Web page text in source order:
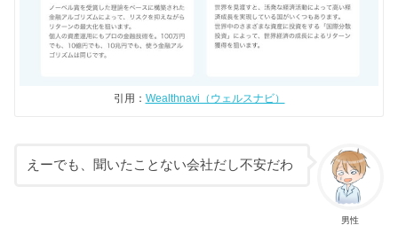
引用： Wealthnavi（ウェルスナビ）
男性
えーでも、聞いたことない会社だし不安だわ